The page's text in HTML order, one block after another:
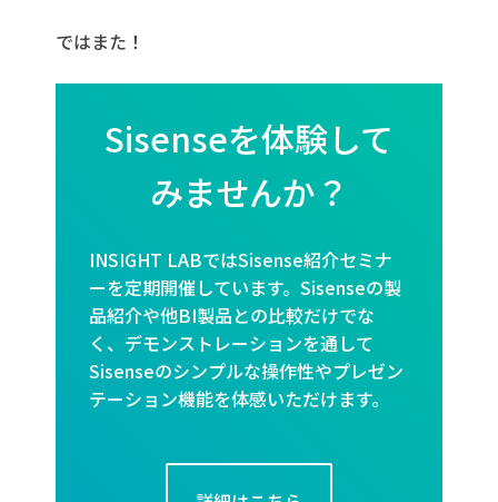
ではまた！
Sisenseを体験して
みませんか？
INSIGHT LABではSisense紹介セミナ
ーを定期開催しています。Sisenseの製
品紹介や他BI製品との比較だけでな
く、デモンストレーションを通して
Sisenseのシンプルな操作性やプレゼン
テーション機能を体感いただけます。